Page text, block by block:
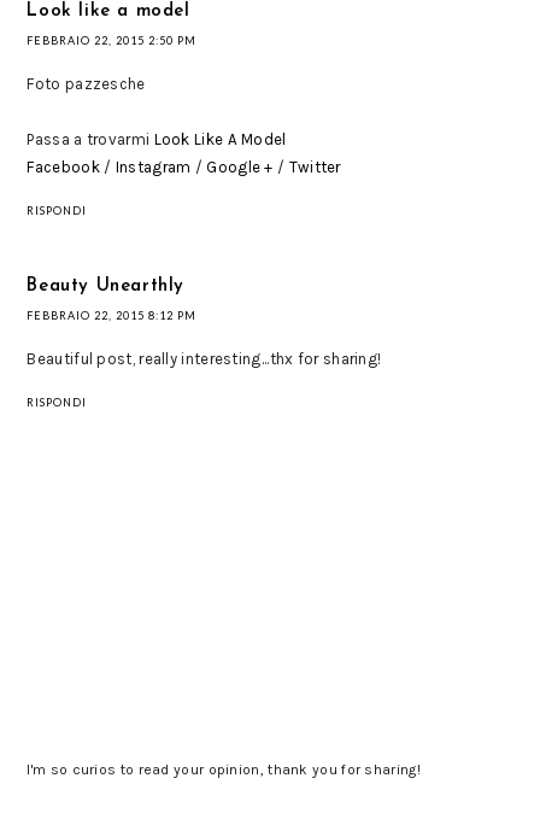
Look like a model
FEBBRAIO 22, 2015 2:50 PM
Foto pazzesche
Passa a trovarmi Look Like A Model
Facebook/ Instagram / Google + / Twitter
RISPONDI
Beauty Unearthly
FEBBRAIO 22, 2015 8:12 PM
Beautiful post, really interesting...thx for sharing!
RISPONDI
I'm so curios to read your opinion, thank you for sharing!